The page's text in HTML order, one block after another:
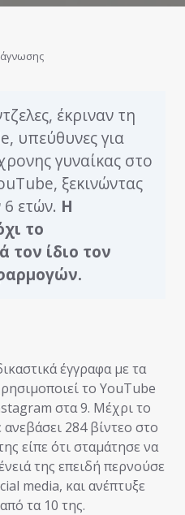
έκριναν τη
υπεύθυνες για
γυναίκας στο
ξεκινώντας
ετών. Η
το
τον ίδιο τον
έγγραφα με τα
το YouTube
στα 9. Μέχρι το
284 βίντεο στο
είπε ότι σταμάτησε να
της επειδή περνούσε
media, και ανέπτυξε
τα 10 της.